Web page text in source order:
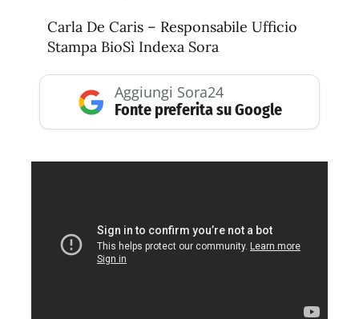
Carla De Caris – Responsabile Ufficio
Stampa BioSì Indexa Sora
Aggiungi Sora24
Fonte preferita su Google